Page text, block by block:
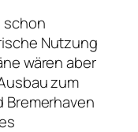
schon
Nutzung
wären aber
zum
Bremerhaven